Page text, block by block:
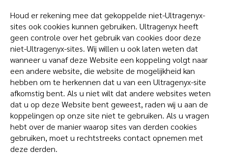
Houd er rekening mee dat gekoppelde niet-Ultragenyx-
sites ook cookies kunnen gebruiken. Ultragenyx heeft
geen controle over het gebruik van cookies door deze
niet-Ultragenyx-sites. Wij willen u ook laten weten dat
wanneer u vanaf deze Website een koppeling volgt naar
een andere website, die website de mogelijkheid kan
hebben om te herkennen dat u van een Ultragenyx-site
afkomstig bent. Als u niet wilt dat andere websites weten
dat u op deze Website bent geweest, raden wij u aan de
koppelingen op onze site niet te gebruiken. Als u vragen
hebt over de manier waarop sites van derden cookies
gebruiken, moet u rechtstreeks contact opnemen met
deze derden.